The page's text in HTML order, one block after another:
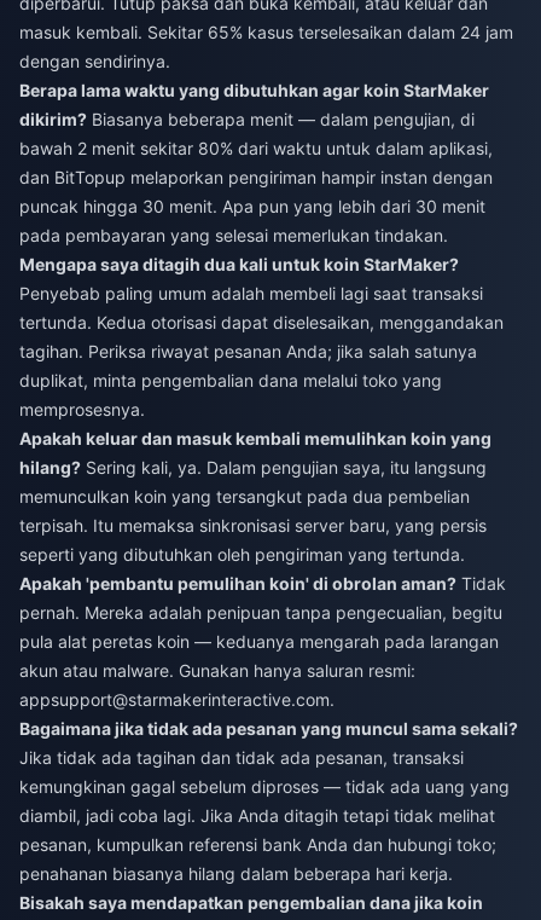
masuk kembali. Sekitar 65% kasus terselesaikan dalam 24 jam
dengan sendirinya.
Berapa lama waktu yang dibutuhkan agar koin StarMaker
dikirim? Biasanya beberapa menit — dalam pengujian, di
bawah 2 menit sekitar 80% dari waktu untuk dalam aplikasi,
dan BitTopup melaporkan pengiriman hampir instan dengan
puncak hingga 30 menit. Apa pun yang lebih dari 30 menit
pada pembayaran yang selesai memerlukan tindakan.
Mengapa saya ditagih dua kali untuk koin StarMaker?
Penyebab paling umum adalah membeli lagi saat transaksi
tertunda. Kedua otorisasi dapat diselesaikan, menggandakan
tagihan. Periksa riwayat pesanan Anda; jika salah satunya
duplikat, minta pengembalian dana melalui toko yang
memprosesnya.
Apakah keluar dan masuk kembali memulihkan koin yang
hilang? Sering kali, ya. Dalam pengujian saya, itu langsung
memunculkan koin yang tersangkut pada dua pembelian
terpisah. Itu memaksa sinkronisasi server baru, yang persis
seperti yang dibutuhkan oleh pengiriman yang tertunda.
Apakah 'pembantu pemulihan koin' di obrolan aman? Tidak
pernah. Mereka adalah penipuan tanpa pengecualian, begitu
pula alat peretas koin — keduanya mengarah pada larangan
akun atau malware. Gunakan hanya saluran resmi:
appsupport@starmakerinteractive.com.
Bagaimana jika tidak ada pesanan yang muncul sama sekali?
Jika tidak ada tagihan dan tidak ada pesanan, transaksi
kemungkinan gagal sebelum diproses — tidak ada uang yang
diambil, jadi coba lagi. Jika Anda ditagih tetapi tidak melihat
pesanan, kumpulkan referensi bank Anda dan hubungi toko;
penahanan biasanya hilang dalam beberapa hari kerja.
Bisakah saya mendapatkan pengembalian dana jika koin